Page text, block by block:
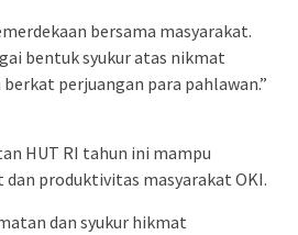
bersama masyarakat.
bentuk syukur atas nikmat
perjuangan para pahlawan.”
HUT RI tahun ini mampu
produktivitas masyarakat OKI.
dan syukur hikmat